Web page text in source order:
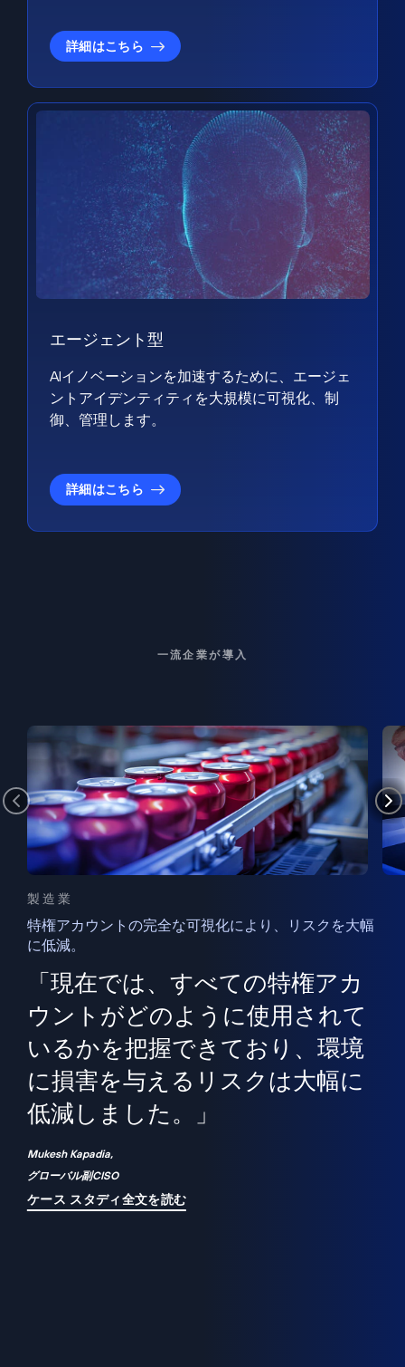
詳細はこちら
エージェント型
AIイノベーションを加速するために、エージェ
ントアイデンティティを大規模に可視化、制
御、管理します。
詳細はこちら
一流企業が導入
製造業
特権アカウントの完全な可視化により、リスクを大幅
に低減。
「現在では、すべての特権アカ
ウントがどのように使用されて
いるかを把握できており、環境
に損害を与えるリスクは大幅に
低減しました。」
Mukesh Kapadia,
グローバル副CISO
ケース スタディ全文を読む